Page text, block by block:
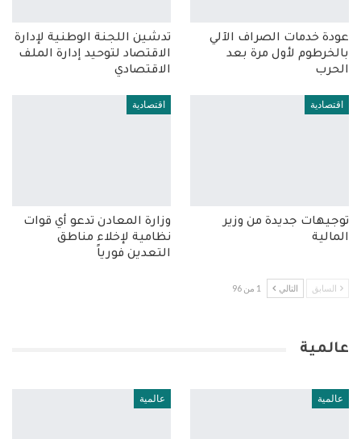
عودة خدمات الصراف الآلي
بالخرطوم لأول مرة بعد
الحرب
تدشين اللجنة الوطنية لإدارة
الاقتصاد لتوحيد إدارة الملف
الاقتصادي
اقتصادية
توجيهات جديدة من وزير
المالية
اقتصادية
وزارة المعادن تدعو أي قوات
نظامية لإخلاء مناطق
التعدين فورياً
السابق التالي 1 من 96
عالمية
عالمية عالمية